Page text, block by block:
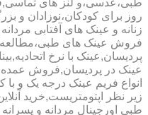
روز برای کودکان،نوزادان و
زنانه و عینک های آفتابی
فروش عینک های طبی،مطالعه
پردیسان,عینک با نرخ
عینک در پردیسان,فروش عمده
انواع فریم عینک درجه یک و
زیر نظر اپتومتریست,خرید
طبی اورجینال مردانه و پسرانه